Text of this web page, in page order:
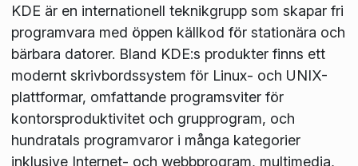
KDE är en internationell teknikgrupp som skapar fri
programvara med öppen källkod för stationära och
bärbara datorer. Bland KDE:s produkter finns ett
modernt skrivbordssystem för Linux- och UNIX-
plattformar, omfattande programsviter för
kontorsproduktivitet och grupprogram, och
hundratals programvaror i många kategorier
inklusive Internet- och webbprogram, multimedia,